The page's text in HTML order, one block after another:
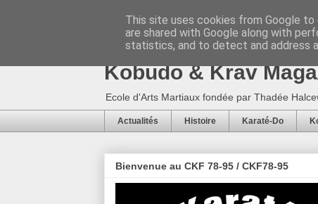
CKF 78-95 /
Kobudo & Krav
Ecole d'Arts Martiaux fondée par Thadée
Actualités Histoire Karaté-Do
Bienvenue au CKF 78-95 / CKF78-95
This site uses cookies from Google
are shared with Google along with
statistics, and to detect and address